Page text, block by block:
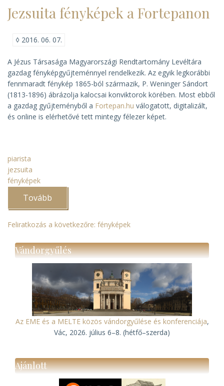
képei
a
Fortepanon)
Jezsuita fényképek a Fortepanon
◊ 2016. 06. 07.
A Jézus Társasága Magyarországi Rendtartomány Levéltára
gazdag fényképgyűjteménnyel rendelkezik. Az egyik legkorábbi
fennmaradt fénykép 1865-ból származik, P. Weninger Sándort
(1813-1896) ábrázolja kalocsai konviktorok körében. Most ebből
a gazdag gyűjteményből a Fortepan.hu válogatott, digitalizált,
és online is elérhetővé tett mintegy félezer képet.
piarista
jezsuita
fényképek
Tovább
a
Fortepanon)
Feliratkozás a következőre: fényképek
Vándorgyűlés
Az EME és a MELTE közös vándorgyűlése és konferenciája,
Vác, 2026. július 6–8. (hétfő–szerda)
Ajánlott